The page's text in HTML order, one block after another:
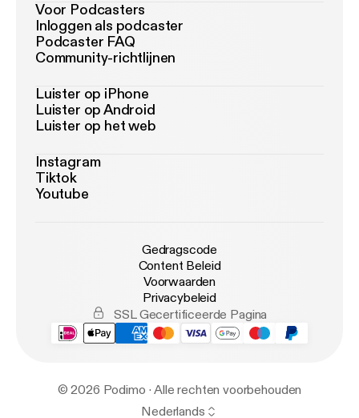
Voor Podcasters
Inloggen als podcaster
Podcaster FAQ
Community-richtlijnen
Luister op iPhone
Luister op Android
Luister op het web
Instagram
Tiktok
Youtube
Gedragscode
Content Beleid
Voorwaarden
Privacybeleid
SSL Gecertificeerde Pagina
© 2026 Podimo · Alle rechten voorbehouden
Nederlands